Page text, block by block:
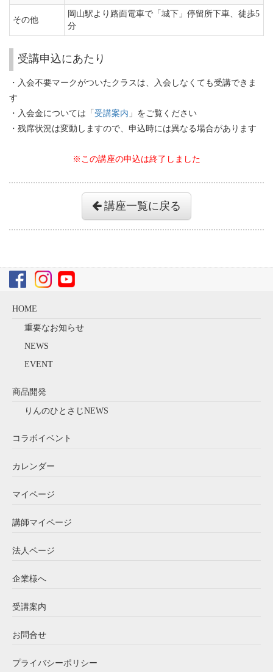
その他
岡山駅より路面電車で「城下」停留所下車、徒歩5
分
受講申込にあたり
・入会不要マークがついたクラスは、入会しなくても受講できま
す
・入会金については「 受講案内 」をご覧ください
・残席状況は変動しますので、申込時には異なる場合があります
※この講座の申込は終了しました
講座一覧に戻る
HOME
重要なお知らせ
NEWS
EVENT
商品開発
りんのひとさじNEWS
コラボイベント
カレンダー
マイページ
講師マイページ
法人ページ
企業様へ
受講案内
お問合せ
プライバシーポリシー